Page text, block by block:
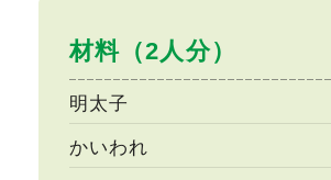
材料（2人分）
明太子
かいわれ